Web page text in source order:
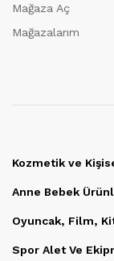
Mağaza Aç
Mağazalarım
Kozmetik ve
Anne Bebek
Oyuncak, Film,
Spor Alet Ve